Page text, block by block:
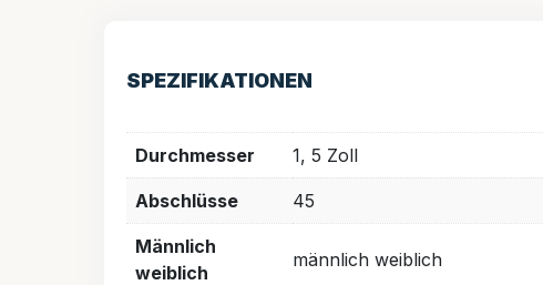
SPEZIFIKATIONEN
Durchmesser 1, 5 Zoll
Abschlüsse 45
Männlich
weiblich
männlich weiblich